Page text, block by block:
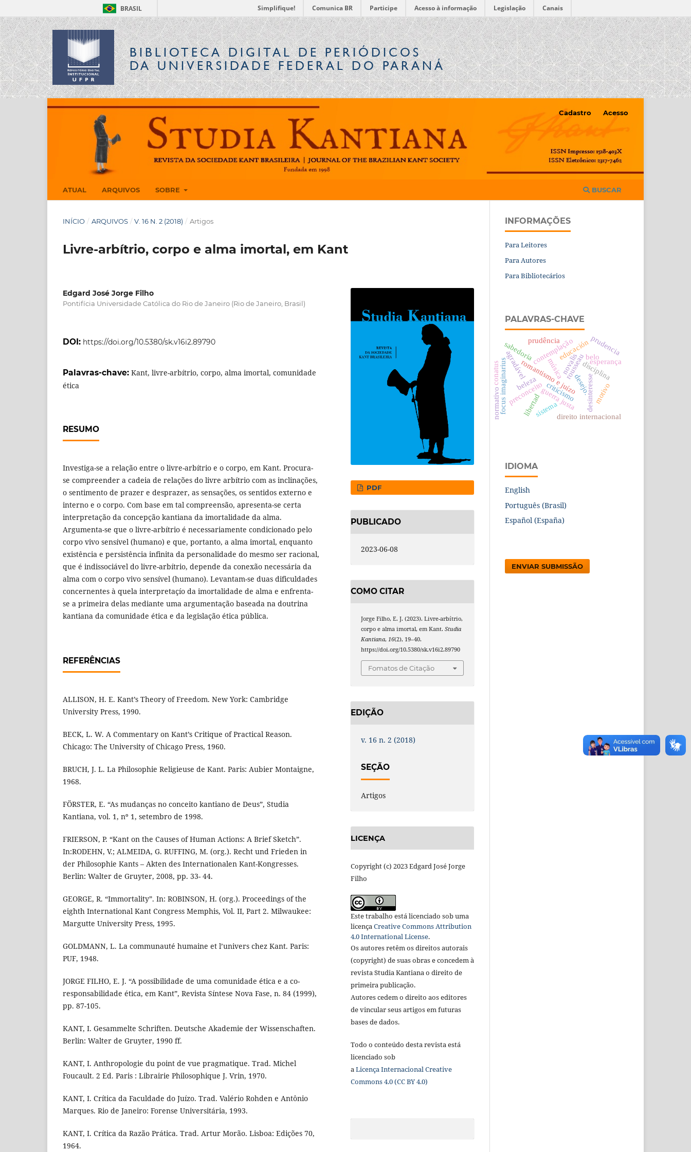
BRASIL Simplifique! Comunica BR Participe Acesso à informação Legislação Canais
BIBLIOTECA DIGITALDE PERIÓDICOS
DA UNIVERSIDADE FEDERAL DO PARANÁ
ATUAL ARQUIVOS SOBRE BUSCAR
Cadastro Acesso
INÍCIO / ARQUIVOS / V. 16 N. 2 (2018) / Artigos
Livre-arbítrio, corpo e alma imortal, em Kant
Edgard José Jorge Filho
Pontifícia Universidade Católica do Rio de Janeiro (Rio de Janeiro, Brasil)
DOI: https://doi.org/10.5380/sk.v16i2.89790
Palavras-chave: Kant, livre-arbítrio, corpo, alma imortal, comunidade
ética
RESUMO
Investiga-se a relação entre o livre-arbítrio e o corpo, em Kant. Procura-
se compreender a cadeia de relações do livre arbítrio com as inclinações,
o sentimento de prazer e desprazer, as sensações, os sentidos externo e
interno e o corpo. Com base em tal compreensão, apresenta-se certa
interpretação da concepção kantiana da imortalidade da alma.
Argumenta-se que o livre-arbítrio é necessariamente condicionado pelo
corpo vivo sensível (humano) e que, portanto, a alma imortal, enquanto
existência e persistência infinita da personalidade do mesmo ser racional,
que é indissociável do livre-arbítrio, depende da conexão necessária da
alma com o corpo vivo sensível (humano). Levantam-se duas dificuldades
concernentes à quela interpretaçío da imortalidade de alma e enfrenta-
se a primeira delas mediante uma argumentação baseada na doutrina
kantiana da comunidade ética e da legislação ética pública.
REFERÊNCIAS
ALLISON, H. E. Kant’s Theory of Freedom. New York: Cambridge
University Press, 1990.
BECK, L. W. A Commentary on Kant’s Critique of Practical Reason.
Chicago: The University of Chicago Press, 1960.
BRUCH, J. L. La Philosophie Religieuse de Kant. Paris: Aubier Montaigne,
1968.
FÖRSTER, E. “As mudanças no conceito kantiano de Deus”, Studia
Kantiana, vol. 1, nº 1, setembro de 1998.
FRIERSON, P. “Kant on the Causes of Human Actions: A Brief Sketch”.
In:RODEHN, V.; ALMEIDA, G. RUFFING, M. (org.). Recht und Frieden in
der Philosophie Kants – Akten des Internationalen Kant-Kongresses.
Berlin: Walter de Gruyter, 2008, pp. 33- 44.
GEORGE, R. “Immortality”. In: ROBINSON, H. (org.). Proceedings of the
eighth International Kant Congress Memphis, Vol. II, Part 2. Milwaukee:
Margutte University Press, 1995.
GOLDMANN, L. La communauté humaine et l’univers chez Kant. Paris:
PUF, 1948.
JORGE FILHO, E. J. “A possibilidade de uma comunidade ética e a co-
responsabilidade ética, em Kant”, Revista Síntese Nova Fase, n. 84 (1999),
pp. 87-105.
KANT, I. Gesammelte Schriften. Deutsche Akademie der Wissenschaften.
Berlin: Walter de Gruyter, 1990 ff.
KANT, I. Anthropologie du point de vue pragmatique. Trad. Michel
Foucault. 2 Ed. Paris : Librairie Philosophique J. Vrin, 1970.
KANT, I. Crítica da Faculdade do Juízo. Trad. Valério Rohden e Antônio
Marques. Rio de Janeiro: Forense Universitária, 1993.
KANT, I. Crítica da Razão Prática. Trad. Artur Morão. Lisboa: Edições 70,
1964.
PDF
PUBLICADO
2023-06-08
COMO CITAR
Jorge Filho, E. J. (2023). Livre-arbítrio,
corpo e alma imortal, em Kant.Studia
Kantiana,16(2), 19–40.
https://doi.org/10.5380/sk.v16i2.89790
Fomatos de Citação
EDIÇÃO
v. 16 n. 2 (2018)
SEÇÃO
Artigos
LICENÇA
Copyright (c) 2023 Edgard José Jorge
Filho
Este trabalho está licenciado sob uma
licençaCreative Commons Attribution
4.0 International License.
Os autores retêm os direitos autorais
(copyright) de suas obras e concedem à
revista Studia Kantiana o direito de
primeira publicação.
Autores cedem o direito aos editores
de vincular seus artigos em futuras
bases de dados.
Todo o conteúdo desta revista está
licenciado sob
aLicençaInternacional Creative
Commons 4.0 (CC BY 4.0)
INFORMAÇÕES
Para Leitores
Para Autores
Para Bibliotecários
PALAVRAS-CHAVE
preconceito
beleza
novalis
criticismo
romantismo e juízo
música belo
agradávelcontemplação
desinteresse
prudência
sabedoria
rousseau
educación
disciplina
guerra justa
direito internacional
libertadsistema
esperança
desejo.
focus imaginarius motivo
conatus
prudencia
normativo
IDIOMA
English
Português (Brasil)
Español (España)
ENVIAR SUBMISSÃO